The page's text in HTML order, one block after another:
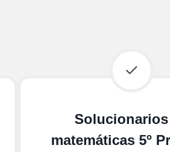
matemáticas 5º